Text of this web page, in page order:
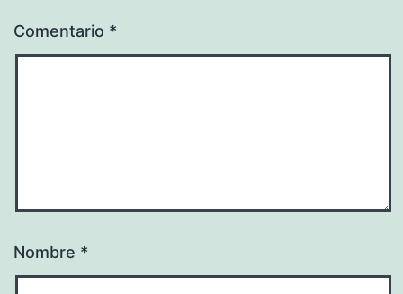
Comentario *
Nombre *